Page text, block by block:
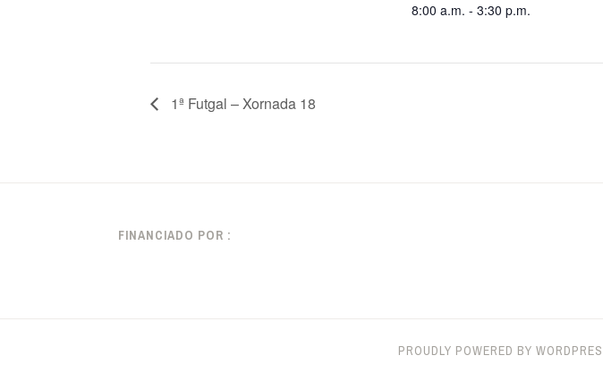
8:00 a.m. - 3:30 p.m.
1ª Futgal – Xornada 18
FINANCIADO POR :
PROUDLY POWERED BY